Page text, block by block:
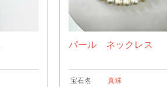
パール ネックレス
宝石名 真珠